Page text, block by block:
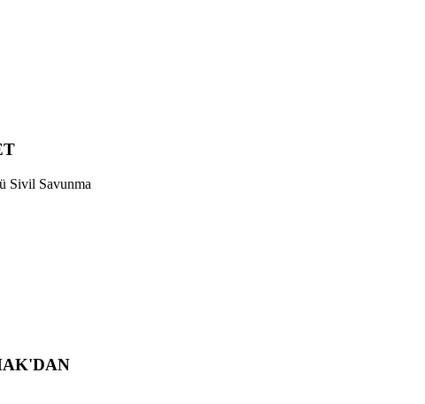
Sivil Savunma